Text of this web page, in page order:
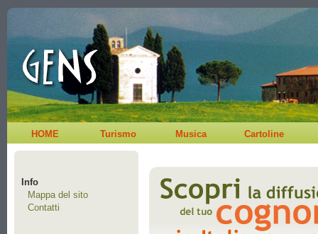
HOME Turismo Musica Cartoline
Info
Mappa del sito
Contatti